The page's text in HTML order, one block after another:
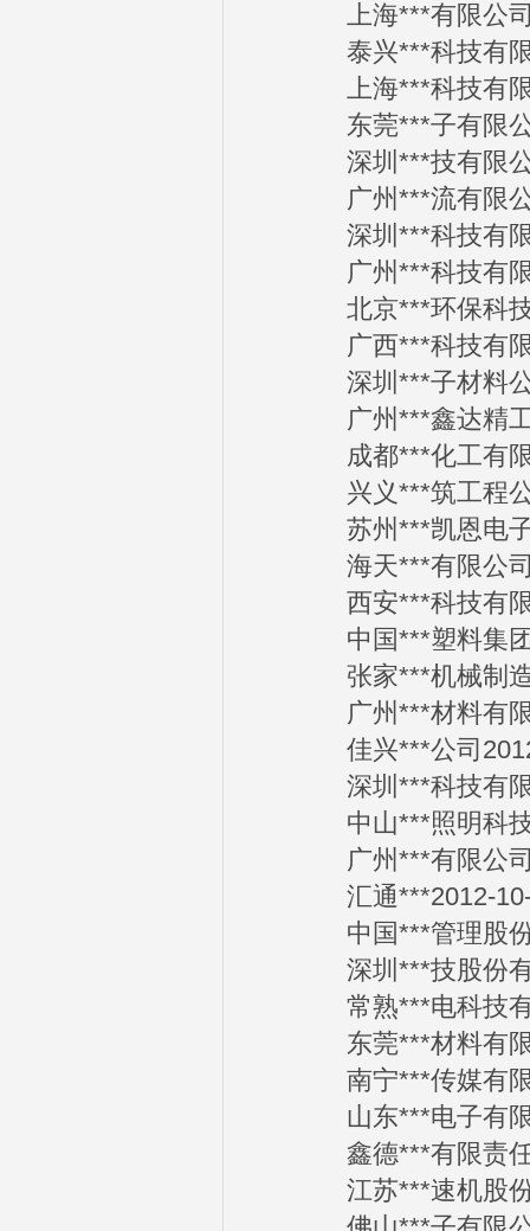
上海***有限公司
泰兴***科技有限
上海***科技有限
东莞***子有限公
深圳***技有限公
广州***流有限公
深圳***科技有限
广州***科技有限
北京***环保科技
广西***科技有限
深圳***子材料公
广州***鑫达精工
成都***化工有限
兴义***筑工程公
苏州***凯恩电子
海天***有限公司
西安***科技有限
中国***塑料集团
张家***机械制造
广州***材料有限
佳兴***公司
深圳***科技有限
中山***照明科技
广州***有限公司
汇通***2012-
中国***管理股份
深圳***技股份有
常熟***电科技有
东莞***材料有限
南宁***传媒有限
山东***电子有限
鑫德***有限责任
江苏***速机股份